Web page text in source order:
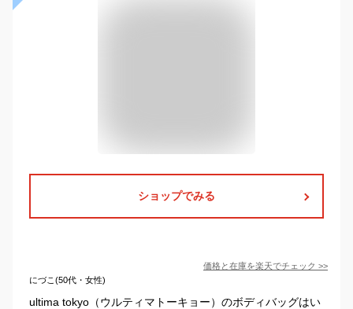
ショップでみる
価格と在庫を楽天でチェック >>
にづこ(50代・女性)
ultima tokyo（ウルティマトーキョー）のボディバッグはい